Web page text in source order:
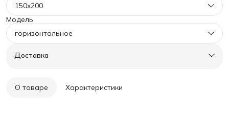
150x200
Модель
горизонтальное
Доставка
О товаре Характеристики